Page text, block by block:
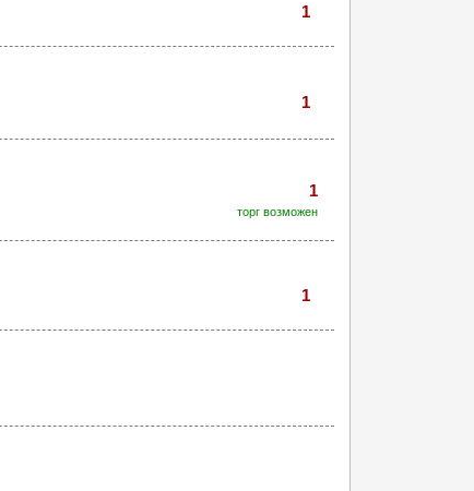
1
1
1
торг возможен
1